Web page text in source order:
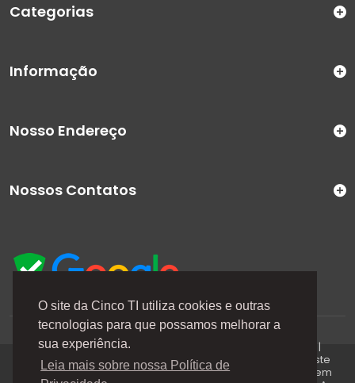
O site da Cinco TI utiliza cookies e outras
tecnologias para que possamos melhorar a
sua experiência.
Leia mais sobre nossa Política de
Categorias
Informação
A Cinco TI (5TI) é uma marca registrada de CINCO TI
COMERCIO E SERVICOS LTDA | CNPJ: 08.307.867/0001-04 |
Todos os direitos reservados. Os preços anunciados neste
site ou via e-mails promocionais podem ser alterados sem
Nosso Endereço
Nossos Contatos